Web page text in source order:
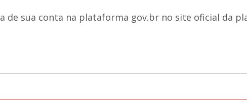
de sua conta na plataforma gov.br no site oficial da